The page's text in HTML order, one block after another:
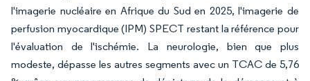
l'imagerie nucléaire en Afrique du Sud en 2025, l'imagerie de
perfusion myocardique (IPM) SPECT restant la référence pour
l'évaluation de l'ischémie. La neurologie, bien que plus
modeste, dépasse les autres segments avec un TCAC de 5,76